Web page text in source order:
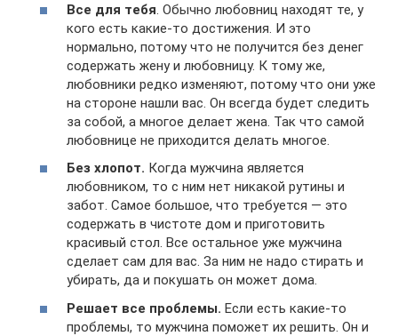
Все для тебя . Обычно любовниц находят те, у
кого есть какие-то достижения. И это
нормально, потому что не получится без денег
содержать жену и любовницу. К тому же,
любовники редко изменяют, потому что они уже
на стороне нашли вас. Он всегда будет следить
за собой, а многое делает жена. Так что самой
любовнице не приходится делать многое.
Без хлопот. Когда мужчина является
любовником, то с ним нет никакой рутины и
забот. Самое большое, что требуется — это
содержать в чистоте дом и приготовить
красивый стол. Все остальное уже мужчина
сделает сам для вас. За ним не надо стирать и
убирать, да и покушать он может дома.
Решает все проблемы. Если есть какие-то
проблемы, то мужчина поможет их решить. Он и